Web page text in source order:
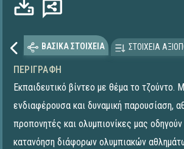
ΒΑΣΙΚΑ ΣΤΟΙΧΕΙΑ ΣΤΟΙΧΕΙΑ
ΠΕΡΙΓΡΑΦΉ
Εκπαιδευτικό βίντεο με θέμα το τζούντο.
ενδιαφέρουσα και δυναμική παρουσίαση,
προπονητές και ολυμπιονίκες μας
κατανόηση διάφορων ολυμπιακών